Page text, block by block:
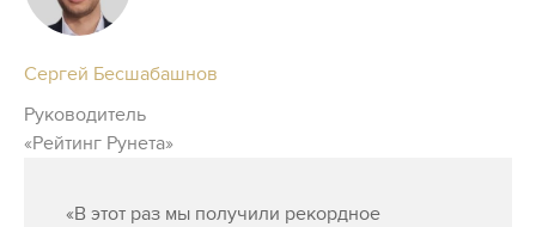
Сергей Бесшабашнов
Руководитель
«Рейтинг Рунета»
«В этот раз мы получили рекордное